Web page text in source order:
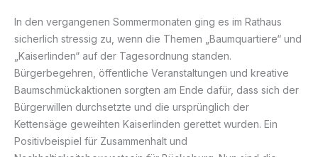
In den vergangenen Sommermonaten ging es im Rathaus
sicherlich stressig zu, wenn die Themen „Baumquartiere“ und
„Kaiserlinden“ auf der Tagesordnung standen.
Bürgerbegehren, öffentliche Veranstaltungen und kreative
Baumschmückaktionen sorgten am Ende dafür, dass sich der
Bürgerwillen durchsetzte und die ursprünglich der
Kettensäge geweihten Kaiserlinden gerettet wurden. Ein
Positivbeispiel für Zusammenhalt und